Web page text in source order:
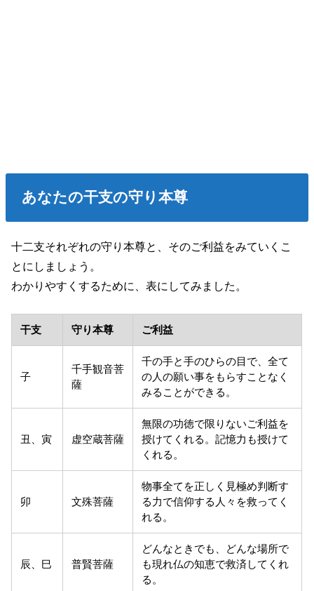
あなたの干支の守り本尊
十二支それぞれの守り本尊と、そのご利益をみていくこ
とにしましょう。
わかりやすくするために、表にしてみました。
干支 守り本尊 ご利益
子
千手観音菩
薩
千の手と手のひらの目で、全て
の人の願い事をもらすことなく
みることができる。
丑、寅 虚空蔵菩薩
無限の功徳で限りないご利益を
授けてくれる。記憶力も授けて
くれる。
卯 文殊菩薩
物事全てを正しく見極め判断す
る力で信仰する人々を救ってく
れる。
辰、巳 普賢菩薩
どんなときでも、どんな場所で
も現れ仏の知恵で救済してくれ
る。